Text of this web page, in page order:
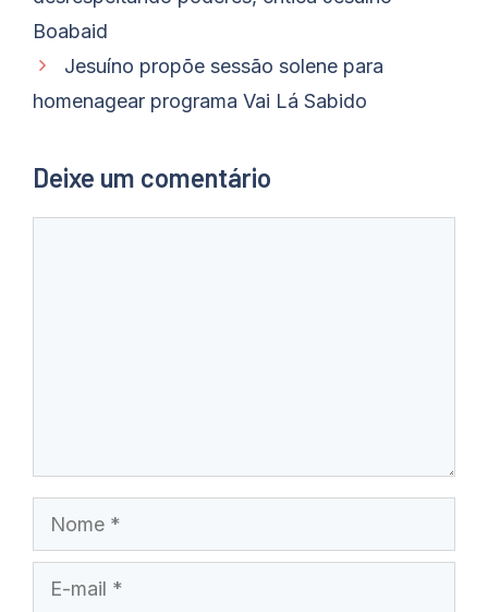
Boabaid
Jesuíno propõe sessão solene para
homenagear programa Vai Lá Sabido
Deixe um comentário
Nome